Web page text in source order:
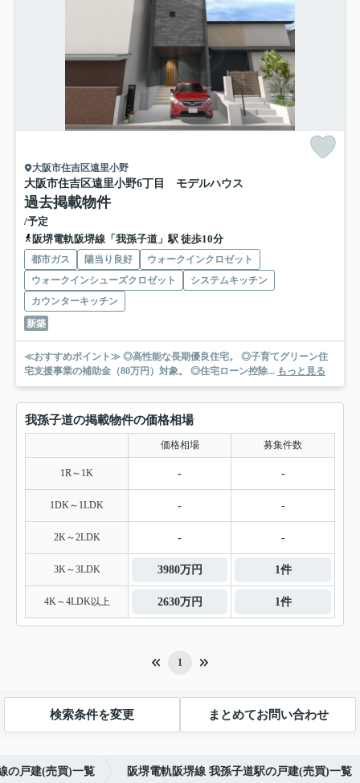
大阪市住吉区遠里小野
大阪市住吉区遠里小野6丁目 モデルハウス
過去掲載物件
/予定
阪堺電軌阪堺線「我孫子道」駅 徒歩10分
都市ガス 陽当り良好
ウォークインクロゼット
ウォークインシューズクロゼット
システムキッチン
カウンターキッチン
新築
≪おすすめポイント≫ ◎高性能な長期優良住宅。 ◎子育てグリーン住
宅支援事業の補助金（80万円）対象。 ◎住宅ローン控除... もっと見る
我孫子道の掲載物件の価格相場
価格相場 募集件数
1R～1K - -
1DK～1LDK - -
2K～2LDK - -
3K～3LDK 3980万円 1件
4K～4LDK以上 2630万円 1件
1
検索条件を変更 まとめてお問い合わせ
の戸建(売買)一覧 阪堺電軌阪堺線 我孫子道駅の戸建(売買)一覧